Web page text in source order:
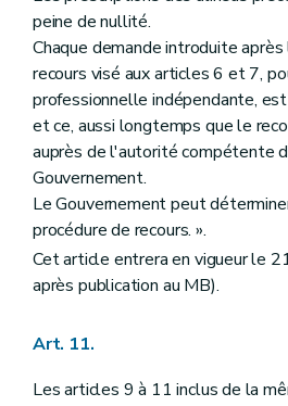
peine de nullité.
Chaque demande introduite
recours visé aux articles 6 et 7,
professionnelle indépendante,
et ce, aussi longtemps que le
auprès de l'autorité compétente
Gouvernement.
Le Gouvernement peut
procédure de recours. ».
Cet article entrera en vigueur le
après publication au MB).
Art. 11.
Les articles 9 à 11 inclus de la